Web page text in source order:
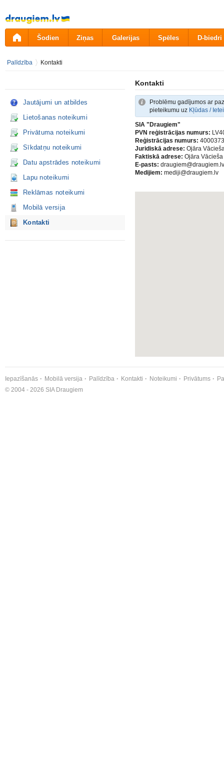
Pāriet
uz
saturu
Šodien Ziņas Galerijas Spēles D-biedri
Palīdzība Kontakti
Jautājumi un atbildes
Lietošanas noteikumi
Privātuma noteikumi
Sīkdatņu noteikumi
Datu apstrādes noteikumi
Lapu noteikumi
Reklāmas noteikumi
Mobilā versija
Kontakti
Kontakti
Problēmu gadījumos ar
pieteikumu uz Kļūdas /
SIA "Draugiem"
PVN reģistrācijas numurs:
Reģistrācijas numurs:
Juridiskā adrese: Ojāra
Faktiskā adrese: Ojāra
E-pasts: draugiem@draugiem.lv
Medijiem: mediji@draugiem.lv
Iepazīšanās Mobilā versija Palīdzība Kontakti Noteikumi Privātums
© 2004 - 2026 SIA Draugiem